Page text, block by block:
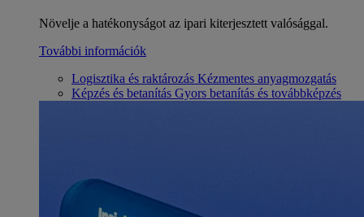
Növelje a hatékonyságot az ipari kiterjesztett valósággal.
További információk
Logisztika és raktározás Kézmentes anyagmozgatás
Képzés és betanítás Gyors betanítás és továbbképzés